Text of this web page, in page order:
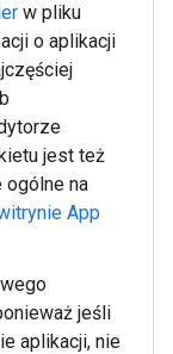
w pliku
o aplikacji
jest też
na
App
jeśli
aplikacji, nie